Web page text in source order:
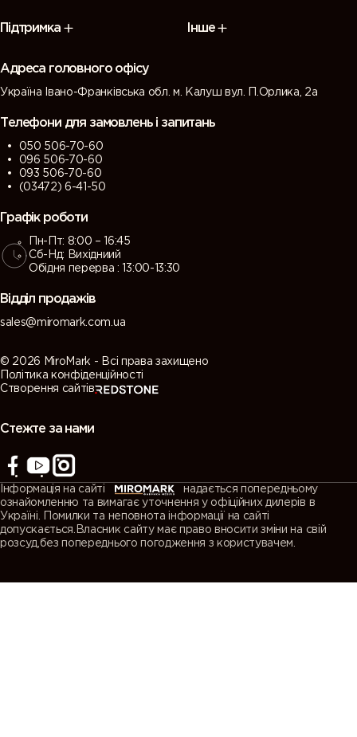
Підтримка Інше
Адреса головного офісу
Україна Івано-Франківська обл. м. Калуш вул. П.Орлика, 2а
Телефони для замовлень і запитань
050 506-70-60
096 506-70-60
093 506-70-60
(03472) 6-41-50
Графік роботи
Пн-Пт: 8:00 – 16:45
Сб-Нд: Вихідниий
Обідня перерва : 13:00-13:30
Відділ продажів
sales@miromark.com.ua
© 2026 MiroMark - Всі права захищено
Політика конфіденційності
Створення сайтів
Стежте за нами
Інформація на сайті
надається попередньому
ознайомленню та вимагає уточнення у офіційних дилерів в
Україні. Помилки та неповнота інформації на сайті
допускається.Власник сайту має право вносити зміни на свій
розсуд,без попереднього погодження з користувачем.